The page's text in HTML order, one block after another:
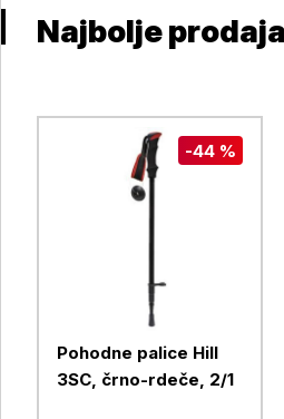
Najbolje
-44 %
Pohodne palice Hill
3SC, črno-rdeče, 2/1